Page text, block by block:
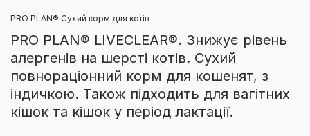
PRO PLAN® Сухий корм для котів
PRO PLAN® LIVECLEAR®. Знижує рівень
алергенів на шерсті котів. Сухий
повнораціонний корм для кошенят, з
індичкою. Також підходить для вагітних
кішок та кішок у період лактації.